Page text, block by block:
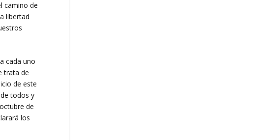
camino de
libertad
cada uno
trata de
de este
todos y
de
los